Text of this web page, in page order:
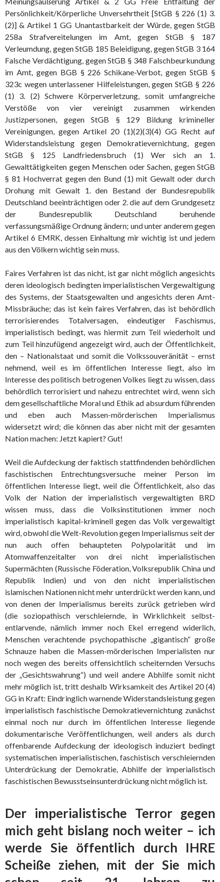
Persönlichkeit/Körperliche Unversehrtheit [StGB § 226 (1) 3.
(2)] & Artikel 1 GG Unantastbarkeit der Würde, gegen StGB
258a Strafvereitelungen im Amt, gegen StGB § 187
Verleumdung, gegen StGB 185 Beleidigung, gegen StGB 3 164
Falsche Verdächtigung, gegen StGB § 348 Falschbeurkundung
im Amt, gegen BGB § 226 Schikane-Verbot, gegen StGB §
323c wegen unterlassener Hilfeleistungen, gegen StGB § 226
(1) 3. (2) Schwere Körperverletzung, somit umfangreiche
Verstöße von vier vereinigt zusammen wirkenden
Justizpersonen, gegen StGB § 129 Bildung krimineller
Vereinigungen, gegen Artikel 20 (1)(2)(3)(4) GG Recht auf
Widerstandsleistung gegen Demokratievernichtung, gegen
StGB § 125 Landfriedensbruch (1) Wer sich an 1.
Gewalttätigkeiten gegen Menschen oder Sachen, gegen StGB
§ 81 Hochverrat gegen den Bund (1) mit Gewalt oder durch
Drohung mit Gewalt 1. den Bestand der Bundesrepublik
Deutschland beeinträchtigen oder 2. die auf dem Grundgesetz
der Bundesrepublik Deutschland beruhende
verfassungsmäßige Ordnung ändern; und unter anderem gegen
Artikel 6 EMRK, dessen Einhaltung mir wichtig ist und jedem
aus den Völkern wichtig sein muss.
Faires Verfahren ist das nicht, ist gar nicht möglich angesichts
deren ideologisch bedingten imperialistischen Vergewaltigung
des Systems, der Staatsgewalten und angesichts deren Amt-
Missbräuche; das ist kein faires Verfahren, das ist behördlich
terrorisierendes Totalversagen, eindeutiger Faschismus,
imperialistisch bedingt, was hiermit zum Teil wiederholt und
zum Teil hinzufügend angezeigt wird, auch der Öffentlichkeit,
den – Nationalstaat und somit die Volkssouveränität – ernst
nehmend, weil es im öffentlichen Interesse liegt, also im
Interesse des politisch betrogenen Volkes liegt zu wissen, dass
behördlich terrorisiert und nahezu entrechtet wird, wenn sich
dem gesellschaftliche Moral und Ethik ad absurdum führenden
und eben auch Massen-mörderischen Imperialismus
widersetzt wird; die können das aber nicht mit der gesamten
Nation machen: Jetzt kapiert? Gut!
Weil die Aufdeckung der faktisch stattfindenden behördlichen
faschistischen Entrechtungsversuche meiner Person im
öffentlichen Interesse liegt, weil die Öffentlichkeit, also das
Volk der Nation der imperialistisch vergewaltigten BRD
wissen muss, dass die Volksinstitutionen immer noch
imperialistisch kapital-kriminell gegen das Volk vergewaltigt
wird, obwohl die Welt-Revolution gegen Imperialismus seit der
nun auch offen behaupteten Polypolarität und im
Atomwaffenzeitalter von drei nicht imperialistischen
Supermächten (Russische Föderation, Volksrepublik China und
Republik Indien) und von den nicht imperialistischen
islamischen Nationen nicht mehr unterdrückt werden kann, und
von denen der Imperialismus bereits zurück getrieben wird
(die soziopathisch verschleiernde, in Wirklichkeit selbst-
entlarvende, nämlich immer noch Ekel erregend widerlich,
Menschen verachtende psychopathische „gigantisch“ große
Schnauze haben die Massen-mörderischen Imperialisten nur
noch wegen des bereits offensichtlich scheiternden Versuchs
der „Gesichtswahrung“) und weil andere Abhilfe somit nicht
mehr möglich ist, tritt deshalb Wirksamkeit des Artikel 20 (4)
GG in Kraft: Eindringlich warnende Widerstandsleistung gegen
imperialistisch faschistische Demokratievernichtung zunächst
einmal noch nur durch im öffentlichen Interesse liegende
dokumentarische Veröffentlichungen, weil anders als durch
offenbarende Aufdeckung der ideologisch induziert bedingt
systematischen imperialistischen, faschistisch verschleiernden
Unterdrückung der Demokratie, Abhilfe der imperialistisch
faschistischen Bewusstseinsunterdrückung nicht möglich ist.
Der imperialistische Terror gegen
mich geht bislang noch weiter – ich
werde Sie öffentlich durch IHRE
Scheiße ziehen, mit der Sie mich